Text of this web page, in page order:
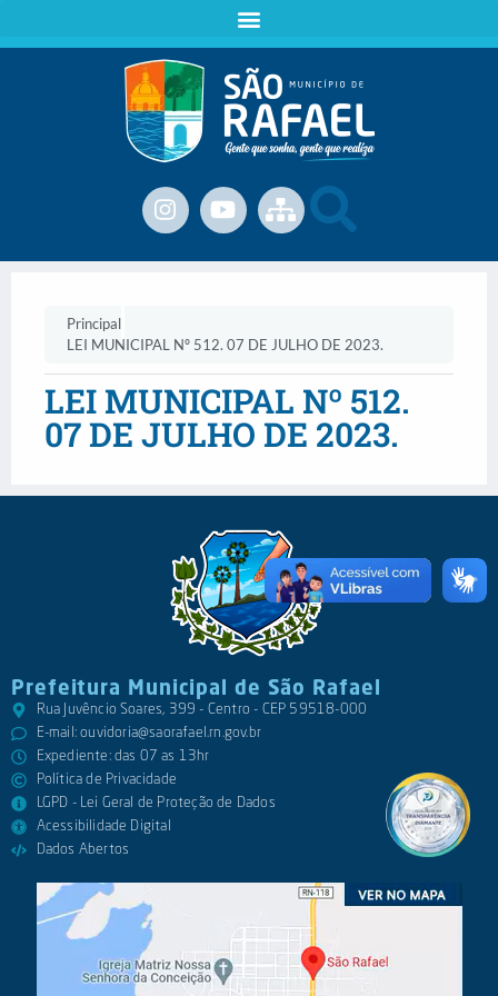
Principal
LEI MUNICIPAL Nº 512. 07 DE JULHO DE 2023.
LEI MUNICIPAL Nº 512.
07 DE JULHO DE 2023.
Prefeitura Municipal de São Rafael
Rua Juvêncio Soares, 399 - Centro - CEP 59518-000
E-mail:ouvidoria@saorafael.rn.gov.br
Expediente: das 07 as 13hr
Política de Privacidade
LGPD - Lei Geral de Proteção de Dados
Acessibilidade Digital
Dados Abertos